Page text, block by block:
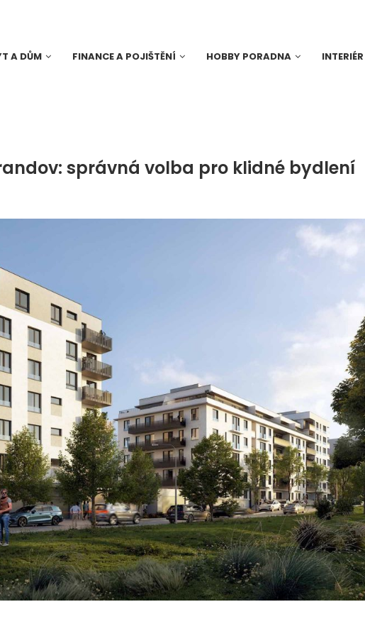
A DŮM FINANCE A POJIŠTĚNÍ HOBBY PORADNA INTERIÉR
správná volba pro klidné bydlení